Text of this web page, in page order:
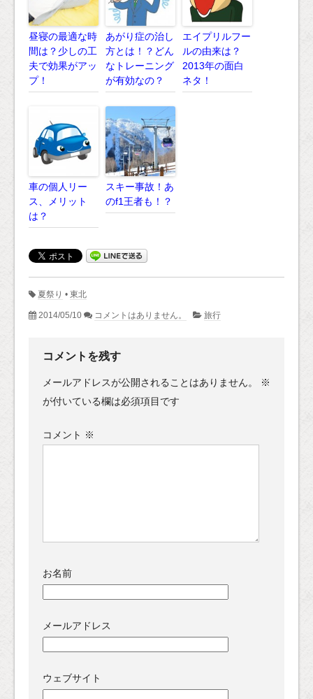
昼寝の最適な時
間は？少しの工
夫で効果がアッ
プ！
あがり症の治し
方とは！？どん
なトレーニング
が有効なの？
エイプリルフー
ルの由来は？
2013年の面白
ネタ！
車の個人リー
ス、メリット
は？
スキー事故！あ
のf1王者も！？
夏祭り • 東北
2014/05/10 コメントはありません。 旅行
コメントを残す
メールアドレスが公開されることはありません。
※
が付いている欄は必須項目です
コメント ※
お名前
メールアドレス
ウェブサイト